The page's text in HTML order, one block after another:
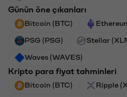
Günün öne çıkanları
Bitcoin (BTC)
PSG (PSG) Stellar
Waves (WAVES)
Kripto para fiyat tahminleri
Bitcoin (BTC) Ripple